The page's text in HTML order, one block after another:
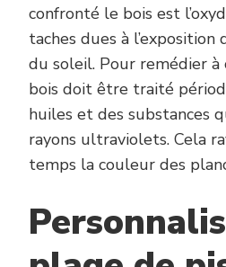
confronté le bois est
taches dues à l’exposition
du soleil. Pour remédier à
bois doit être traité
huiles et des substances
rayons ultraviolets. Cela
temps la couleur des